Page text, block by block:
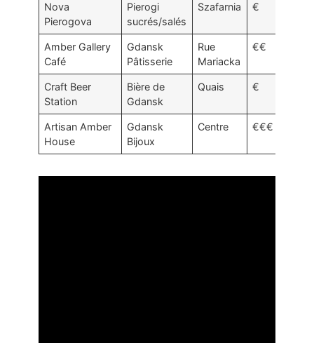
Nova
Pierogova
Pierogi
sucrés/salés
Szafarnia €
Amber Gallery
Café
Gdansk
Pâtisserie
Rue
Mariacka
€€
Craft Beer
Station
Bière de
Gdansk
Quais €
Artisan Amber
House
Gdansk
Bijoux
Centre €€€